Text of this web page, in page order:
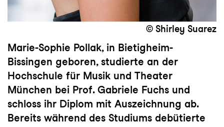
© Shirley Suarez
Marie-Sophie Pollak, in Bietigheim-
Bissingen geboren, studierte an der
Hochschule für Musik und Theater
München bei Prof. Gabriele Fuchs und
schloss ihr Diplom mit Auszeichnung ab.
Bereits während des Studiums debütierte